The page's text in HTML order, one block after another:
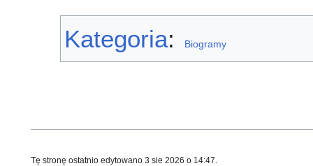
Kategoria: Biogramy
Tę stronę ostatnio edytowano 3 sie 2026 o 14:47.